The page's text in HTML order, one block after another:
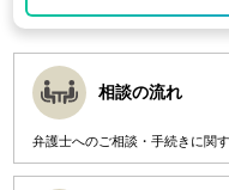
相談の流れ
弁護士へのご相談・手続きに関